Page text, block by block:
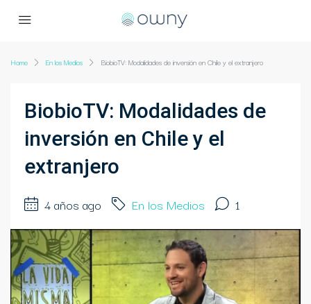
Home En los Medios BiobioTV: Modalidades de inversión en Chile y el extranjero
BiobioTV: Modalidades de
inversión en Chile y el
extranjero
4 años ago En los Medios 1